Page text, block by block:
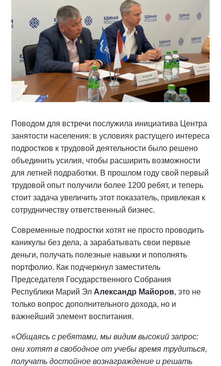
Поводом для встречи послужила инициатива Центра
занятости населения: в условиях растущего интереса
подростков к трудовой деятельности было решено
объединить усилия, чтобы расширить возможности
для летней подработки. В прошлом году свой первый
трудовой опыт получили более 1200 ребят, и теперь
стоит задача увеличить этот показатель, привлекая к
сотрудничеству ответственный бизнес.
Современные подростки хотят не просто проводить
каникулы без дела, а зарабатывать свои первые
деньги, получать полезные навыки и пополнять
портфолио. Как подчеркнул заместитель
Председателя Государственного Собрания
Республики Марий Эл Александр Майоров, это не
только вопрос дополнительного дохода, но и
важнейший элемент воспитания.
«Общаясь с ребятами, мы видим высокий запрос:
они хотят в свободное от учебы время трудиться,
получать достойное вознаграждение и решать